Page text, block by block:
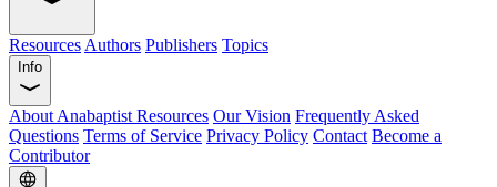
Resources Authors Publishers Topics
Info
About Anabaptist Resources Our Vision Frequently Asked
Questions Terms of Service Privacy Policy Contact Become a
Contributor